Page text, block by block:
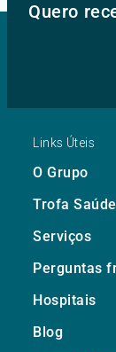
Quero
Links Úteis
O Grupo
Trofa
Serviços
Perguntas
Hospitais
Blog